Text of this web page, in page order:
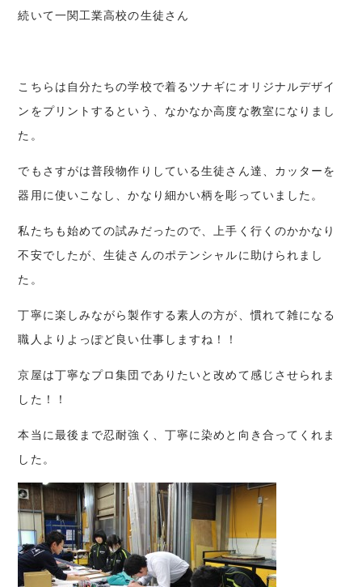
続いて一関工業高校の生徒さん
こちらは自分たちの学校で着るツナギにオリジナルデザイ
ンをプリントするという、なかなか高度な教室になりまし
た。
でもさすがは普段物作りしている生徒さん達、カッターを
器用に使いこなし、かなり細かい柄を彫っていました。
私たちも始めての試みだったので、上手く行くのかかなり
不安でしたが、生徒さんのポテンシャルに助けられまし
た。
丁寧に楽しみながら製作する素人の方が、慣れて雑になる
職人よりよっぽど良い仕事しますね！！
京屋は丁寧なプロ集団でありたいと改めて感じさせられま
した！！
本当に最後まで忍耐強く、丁寧に染めと向き合ってくれま
した。